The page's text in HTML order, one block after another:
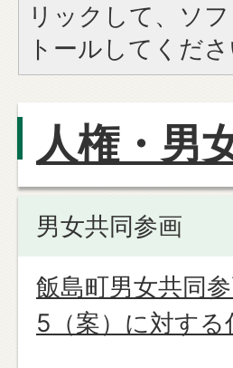
リックして、ソ
トールしてくださ
人権・男
男女共同参画
飯島町男女共同
5（案）に対す